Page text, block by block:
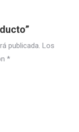
publicada. Los
*